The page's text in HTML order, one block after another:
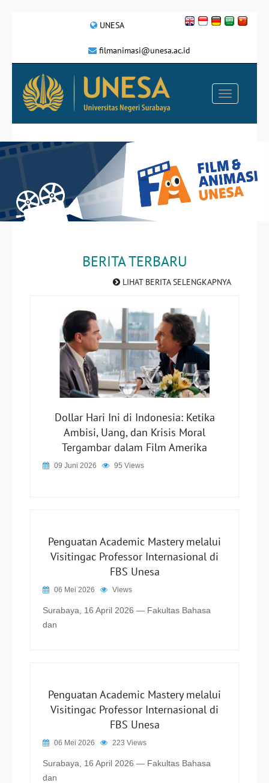
UNESA
filmanimasi@unesa.ac.id
BERITA TERBARU
LIHAT BERITA SELENGKAPNYA
Dollar Hari Ini di Indonesia: Ketika
Ambisi, Uang, dan Krisis Moral
Tergambar dalam Film Amerika
09 Juni 2026 95 Views
Penguatan Academic Mastery melalui
Visitingac Professor Internasional di
FBS Unesa
06 Mei 2026 Views
Surabaya, 16 April 2026 — Fakultas Bahasa
dan
Penguatan Academic Mastery melalui
Visitingac Professor Internasional di
FBS Unesa
06 Mei 2026 223 Views
Surabaya, 16 April 2026 — Fakultas Bahasa
dan